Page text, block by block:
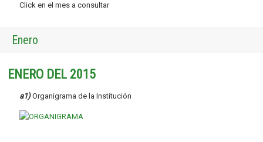
Click en el mes a consultar
Enero
ENERO DEL 2015
a1)Organigrama de la Institución